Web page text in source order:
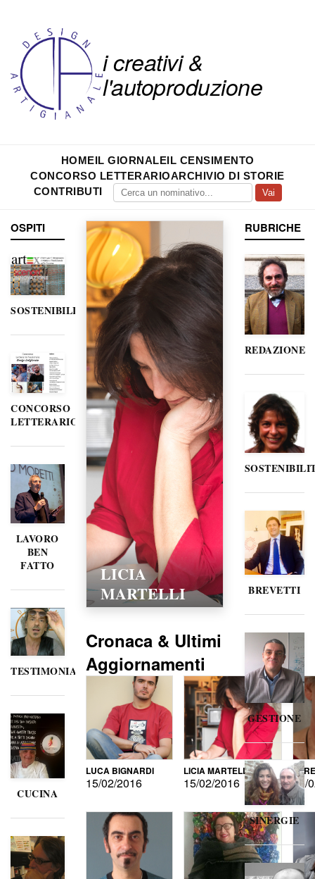
i creativi &
l'autoproduzione
HOMEIL GIORNALEIL CENSIMENTO
CONCORSO LETTERARIOARCHIVIO DI STORIE
CONTRIBUTI
Vai
OSPITI
SOSTENIBILITÀ
CONCORSO
LETTERARIO
LAVORO
BEN
FATTO
TESTIMONIANZE
CUCINA
LICIA
MARTELLI
Cronaca & Ultimi
Aggiornamenti
LUCA BIGNARDI
15/02/2016
LICIA MARTELLI
15/02/2016 15/
RUBRICHE
REDAZIONE
BREVETTI
GESTIONE
SINERGIE